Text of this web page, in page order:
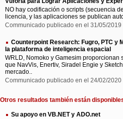
NO hay codificación o scripts (secuencia
licencia, y las aplicaciones se publican
Communicado publicado en el 31/05/2019
Counterpoint Research: Fugro, PTC y
la plataforma de inteligencia espacial
WRLD, Nomoko y Gamesim
que NavVis, Enertiv, Siradel Engie y
mercado..
Communicado publicado en el 24/02/2020
Otros resultados también están
Su apoyo en VB.NET y ADO.net